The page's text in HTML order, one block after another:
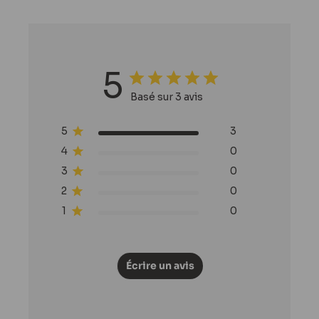
5 Basé sur 3 avis
5
3
4
0
3
0
2
0
1
0
Écrire un avis